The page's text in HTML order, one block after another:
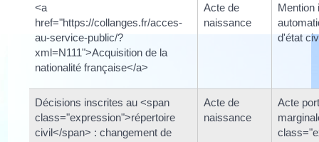
<a
href="https://collanges.fr/acces-
au-service-public/?
xml=N111">Acquisition de la
nationalité française</a>
Acte de
naissance
Mention
d'état
Décisions inscrites au <span
class="expression">répertoire
civil</span> : changement de
Acte de
naissance
Acte